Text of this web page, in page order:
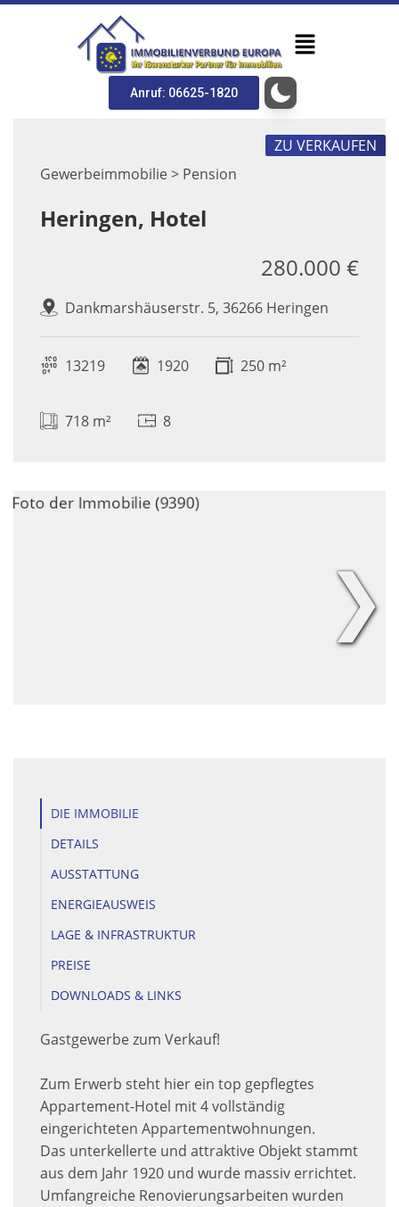
Anruf: 06625-1820
Gewerbeimmobilie > Pension
ZU VERKAUFEN
Heringen, Hotel
Dankmarshäuserstr. 5, 36266 Heringen
280.000 €
13219 1920 250 m²
718 m² 8
❯
DIE IMMOBILIE
DETAILS
AUSSTATTUNG
ENERGIEAUSWEIS
LAGE & INFRASTRUKTUR
PREISE
DOWNLOADS & LINKS
Gastgewerbe zum Verkauf!
Zum Erwerb steht hier ein top gepflegtes
Appartement-Hotel mit 4 vollständig
eingerichteten Appartementwohnungen.
Das unterkellerte und attraktive Objekt stammt
aus dem Jahr 1920 und wurde massiv errichtet.
Umfangreiche Renovierungsarbeiten wurden